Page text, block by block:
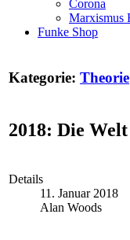
Corona
Marxismus
Funke Shop
Kategorie: Theorie
2018: Die
Details
11. Januar 2018
Alan Woods